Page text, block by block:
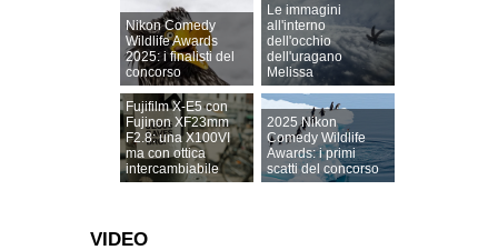
Nikon Comedy
Wildlife Awards
2025: i finalisti del
concorso
Le immagini
all'interno
dell'occhio
dell'uragano
Melissa
Fujifilm X-E5 con
Fujinon XF23mm
F2.8: una X100VI
ma con ottica
intercambiabile
2025 Nikon
Comedy Wildlife
Awards: i primi
scatti del concorso
VIDEO